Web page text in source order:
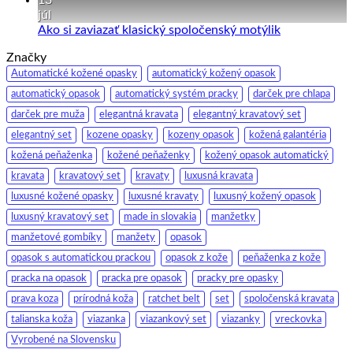
na
to.
a
ich
história
júl
Ako si zaviazať klasický spoločenský motýlikŽiadne
si
zaviazať
klasický
spoločenský
motýlik
Značky
Automatické kožené opasky automatický kožený opasok
automatický opasok automatický systém pracky darček pre chlapa
darček pre muža elegantná kravata elegantný kravatový set
elegantný set kozene opasky kozeny opasok kožená galantéria
kožená peňaženka kožené peňaženky kožený opasok automatický
kravata kravatový set kravaty luxusná kravata
luxusné kožené opasky luxusné kravaty luxusný kožený opasok
luxusný kravatový set made in slovakia manžetky
manžetové gombíky manžety opasok
opasok s automatickou prackou opasok z kože peňaženka z kože
pracka na opasok pracka pre opasok pracky pre opasky
prava koza prírodná koža ratchet belt set spoločenská kravata
talianska koža viazanka viazankový set viazanky vreckovka
Vyrobené na Slovensku